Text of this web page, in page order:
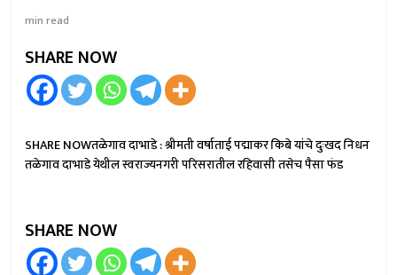
min read
SHARE NOW
SHARE NOWतळेगाव दाभाडे : श्रीमती वर्षाताई पद्माकर किबे यांचे दुःखद निधन
तळेगाव दाभाडे येथील स्वराज्यनगरी परिसरातील रहिवासी तसेच पैसा फंड
SHARE NOW